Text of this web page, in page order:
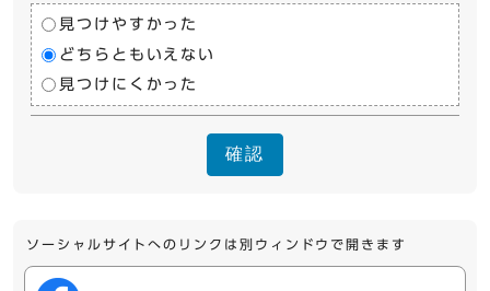
見つけやすかった
どちらともいえない
見つけにくかった
確認
ソーシャルサイトへのリンクは別ウィンドウで開きます